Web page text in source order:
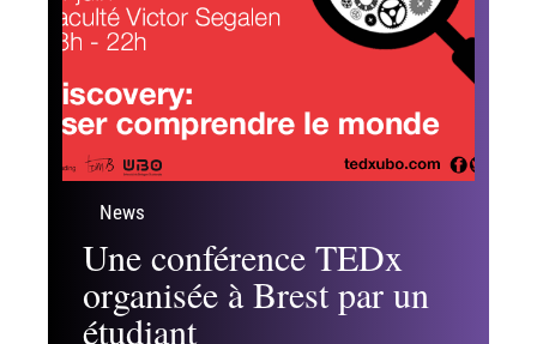
Les incontournables